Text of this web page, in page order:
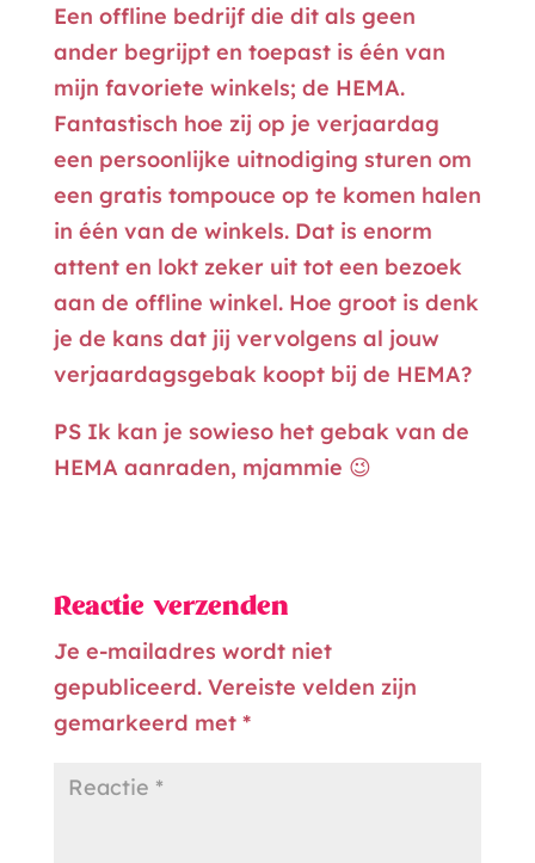
Een offline bedrijf die dit als geen
ander begrijpt en toepast is één van
mijn favoriete winkels; de HEMA.
Fantastisch hoe zij op je verjaardag
een persoonlijke uitnodiging sturen om
een gratis tompouce op te komen halen
in één van de winkels. Dat is enorm
attent en lokt zeker uit tot een bezoek
aan de offline winkel. Hoe groot is denk
je de kans dat jij vervolgens al jouw
verjaardagsgebak koopt bij de HEMA?
PS Ik kan je sowieso het gebak van de
HEMA aanraden, mjammie 😉
Reactie verzenden
Je e-mailadres wordt niet
gepubliceerd. Vereiste velden zijn
gemarkeerd met *